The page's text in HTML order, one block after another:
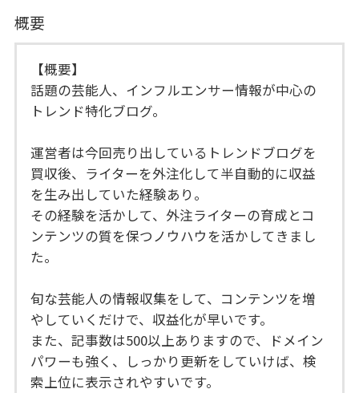
概要
【概要】
話題の芸能人、インフルエンサー情報が中心の
トレンド特化ブログ。
運営者は今回売り出しているトレンドブログを
買収後、ライターを外注化して半自動的に収益
を生み出していた経験あり。
その経験を活かして、外注ライターの育成とコ
ンテンツの質を保つノウハウを活かしてきまし
た。
旬な芸能人の情報収集をして、コンテンツを増
やしていくだけで、収益化が早いです。
また、記事数は500以上ありますので、ドメイン
パワーも強く、しっかり更新をしていけば、検
索上位に表示されやすいです。